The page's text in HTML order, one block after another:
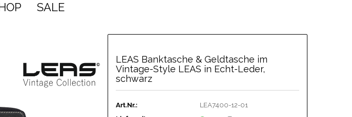
SALE
LEAS Banktasche & Geldtasche im
Vintage-Style LEAS in Echt-Leder,
schwarz
Art.Nr.:
LEA7400-12-01